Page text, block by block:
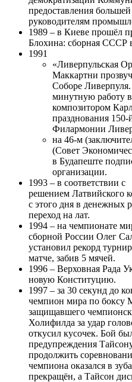
предоставления большей
руководителям
1989 – в Киеве прошёл
Блохина: сборная СССР
1991
«Ливерпульская
Маккартни
Соборе
минутную работу
композитором
празднования
Филармонии
на 46-м
(Совет
в Будапеште
организации.
1993 – в соответствии с
решением Латвийского
с этого дня в денежных
переход на лат.
1994 – на чемпионате
сборной России Олег
установил рекорд
матче, забив 5 мячей.
1996 – Верховная Рада
новую Конституцию.
1997 – за 30 секунд до
чемпион мира по боксу
защищавшего
Холифилда за удар
откусил кусочек. Бой
предупреждения
продолжить
чемпиона оказался в
прекращён, а Тайсон